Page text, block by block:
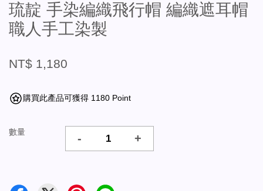
琉靛 手染編織飛行帽 編織遮耳帽
職人手工染製
NT$ 1,180
購買此產品可獲得 1180 Point
數量 - +